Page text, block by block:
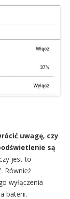
uwagę, czy
są
jest to
Również
wyłączenia
baterii.